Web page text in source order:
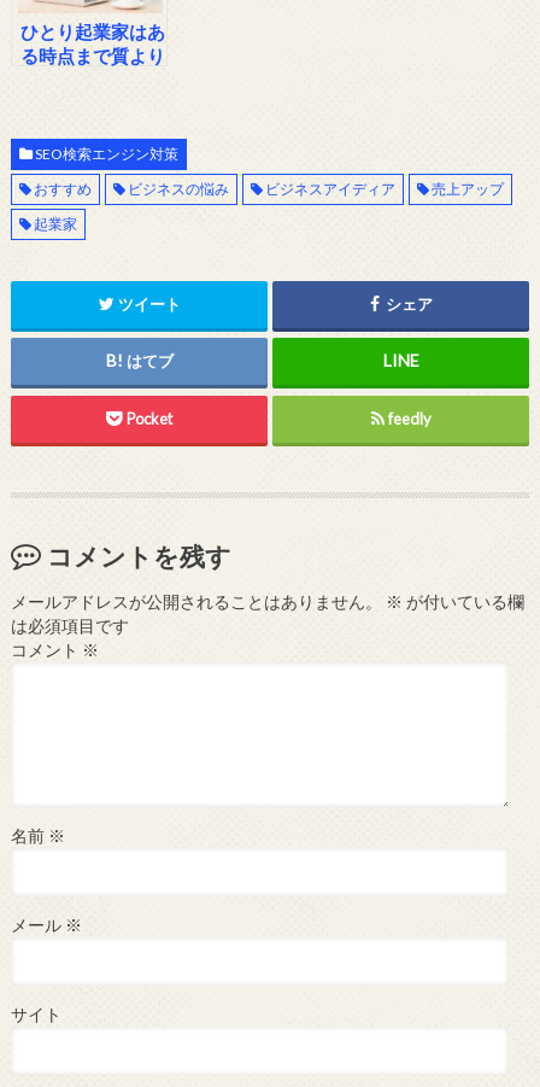
ひとり起業家はあ
る時点まで質より
SEO検索エンジン対策
おすすめ
ビジネスの悩み ビジネスアイディア
売上アップ
起業家
ツイート シェア
はてブ
Pocket feedly
コメントを残す
メールアドレスが公開されることはありません。 ※ が付いている欄
は必須項目です
コメント ※
名前 ※
メール ※
サイト